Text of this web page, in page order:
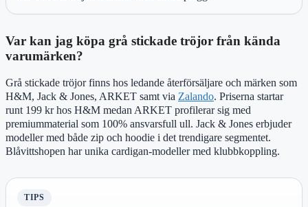
Var kan jag köpa grå stickade tröjor från kända
varumärken?
Grå stickade tröjor finns hos ledande återförsäljare och märken som
H&M, Jack & Jones, ARKET samt via Zalando. Priserna startar
runt 199 kr hos H&M medan ARKET profilerar sig med
premiummaterial som 100% ansvarsfull ull. Jack & Jones erbjuder
modeller med både zip och hoodie i det trendigare segmentet.
Blåvittshopen har unika cardigan-modeller med klubbkoppling.
TIPS